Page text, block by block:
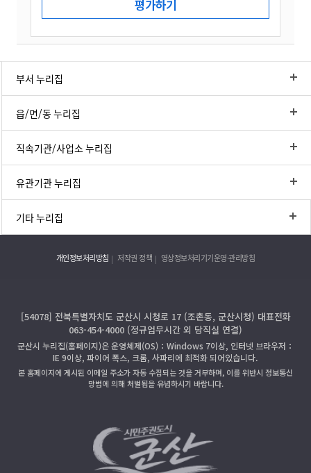
부서 누리집
읍/면/동 누리집
직속기관/사업소 누리집
유관기관 누리집
기타 누리집
개인정보처리방침 저작권 정책 영상정보처리기기운영·관리방침
[54078] 전북특별자치도 군산시 시청로 17 (조촌동, 군산시청) 대표전화
063-454-4000 (정규업무시간 외 당직실 연결)
군산시 누리집(홈페이지)은 운영체제(OS)：Windows 7이상, 인터넷 브라우저：
IE 9이상, 파이어 폭스, 크롬, 사파리에 최적화 되어있습니다.
본 홈페이지에 게시된 이메일 주소가 자동 수집되는 것을 거부하며, 이를 위반시 정보통신
망법에 의해 처벌됨을 유념하시기 바랍니다.